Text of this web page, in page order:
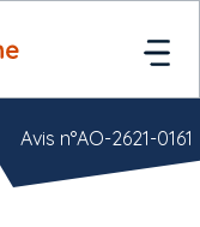
Avis n°AO-2621-0161